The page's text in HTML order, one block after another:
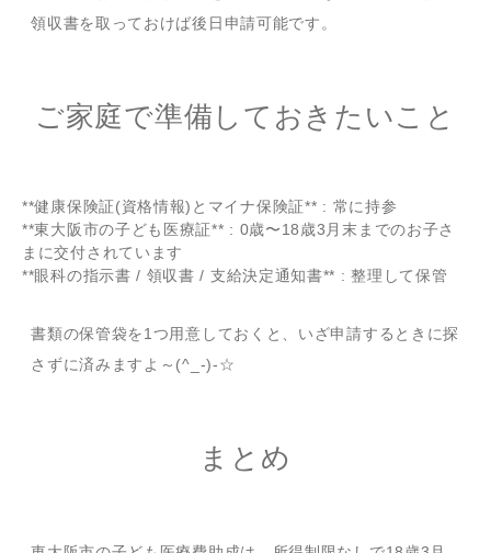
領収書を取っておけば後日申請可能です。
ご家庭で準備しておきたいこと
**健康保険証(資格情報)とマイナ保険証** : 常に持参
**東大阪市の子ども医療証** : 0歳〜18歳3月末までのお子さ
まに交付されています
**眼科の指示書 / 領収書 / 支給決定通知書** : 整理して保管
書類の保管袋を1つ用意しておくと、いざ申請するときに探
さずに済みますよ～(^_-)-☆
まとめ